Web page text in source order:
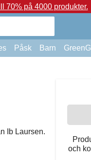
70% på 4000 produkter.
Påsk Barn
och
Ib Laursen.